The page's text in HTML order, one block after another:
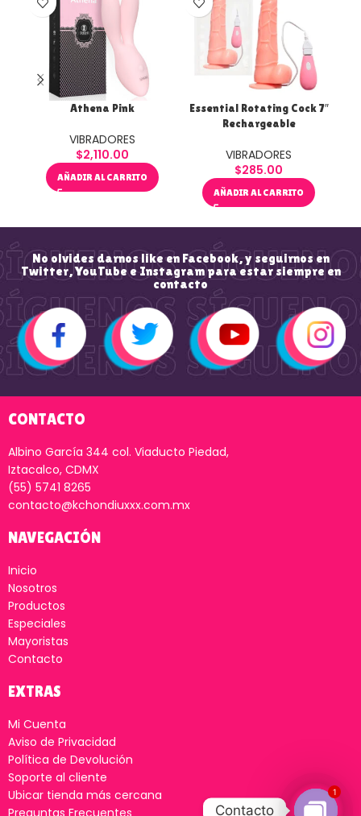
Athena Pink
VIBRADORES
$2,110.00
AÑADIR AL CARRITO
Essential Rotating Cock 7″
Rechargeable
VIBRADORES
$285.00
AÑADIR AL CARRITO
No olvides darnos like en Facebook, y seguirnos en
Twitter, YouTube e Instagram para estar siempre en
contacto
CONTACTO
Albino García 344 col. Viaducto Piedad,
Iztacalco, CDMX
(55) 5741 8265
contacto@kchondiuxxx.com.mx
NAVEGACIÓN
Inicio
Nosotros
Productos
Especiales
Mayoristas
Contacto
EXTRAS
Mi Cuenta
Aviso de Privacidad
Política de Devolución
Soporte al cliente
Ubicar tienda más cercana
Contacto
1